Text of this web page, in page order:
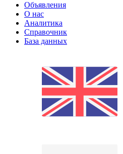
Объявления
О нас
Аналитика
Справочник
База данных